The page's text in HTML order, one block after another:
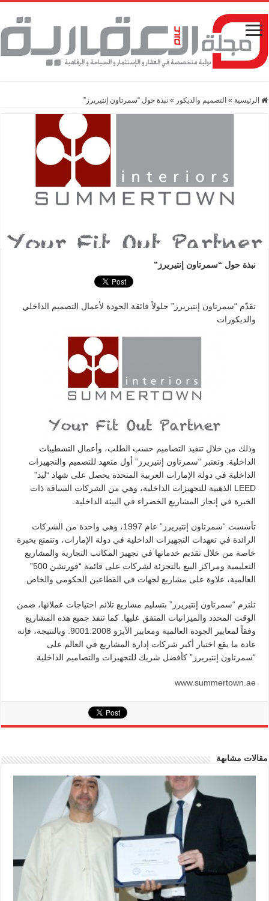
الرئيسية » التصميم والديكور » نبذة حول “سمرتاون إنتيريرز”
نبذة حول “سمرتاون إنتيريرز”
تقدّم “سمرتاون إنتيريرز” حلولاً فائقة الجودة لأعمال التصميم الداخلي
والديكورات
وذلك من خلال تنفيذ التصاميم حسب الطلب، وأعمال التشطيبات
الداخلية. وتعتبر “سمرتاون إنتيريرز” أول متعهد للتصميم والتجهيزات
الداخلية في دولة الإمارات العربية المتحدة يحصل على شهاد “ليد”
LEED الذهبية للتجهيزات الداخلية، وهي من الشركات السباقة ذات
الخبرة في إنجاز المشاريع الخضراء في البيئة الداخلية.
تأسست “سمرتاون إنتيريرز” عام 1997، وهي واحدة من الشركات
الرائدة في تعهدات التجهيزات الداخلية في دولة الإمارات، وتتمتع بخبرة
خاصة من خلال تقديم خدماتها في تجهيز المكاتب التجارية والمشاريع
التعليمية ومراكز البيع بالتجزئة لشركات على قائمة “فورتشن 500”
العالمية، علاوة على مشاريع لجهات في القطاعين الحكومي والخاص.
تلتزم “سمرتاون إنتيريرز” بتسليم مشاريع تلائم احتياجات عملائها، ضمن
الوقت المحدد والميزانيات المتفق عليها. كما تنفذ جميع هذه المشاريع
وفقاً لمعايير الجودة العالمية ومعايير الآيزو 9001:2008. وبالنتيجة، فإنه
عادة ما يقع اختيار أكبر شركات إدارة المشاريع في العالم على
“سمرتاون إنتيريرز” كأفضل شريك للتجهيزات والتصاميم الداخلية.
www.summertown.ae
مقالات مشابهة